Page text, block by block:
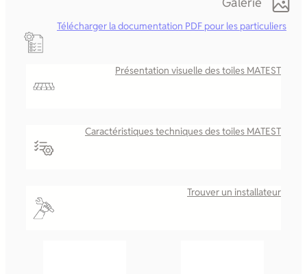
Télécharger la documentation PDF pour les particuliers
Présentation visuelle des toiles MATEST
Caractéristiques techniques des toiles MATEST
Trouver un installateur